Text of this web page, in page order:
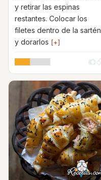
y retirar las espinas
restantes. Colocar los
filetes dentro de la sartén
y dorarlos [+]